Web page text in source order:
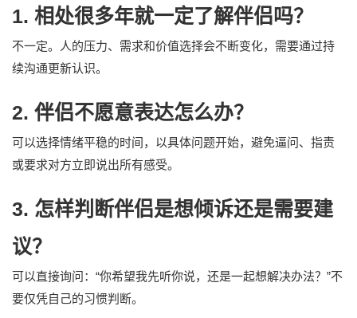
1. 相处很多年就一定了解伴侣吗？
不一定。人的压力、需求和价值选择会不断变化，需要通过持
续沟通更新认识。
2. 伴侣不愿意表达怎么办？
可以选择情绪平稳的时间，以具体问题开始，避免逼问、指责
或要求对方立即说出所有感受。
3. 怎样判断伴侣是想倾诉还是需要建
议？
可以直接询问：“你希望我先听你说，还是一起想解决办法？”不
要仅凭自己的习惯判断。